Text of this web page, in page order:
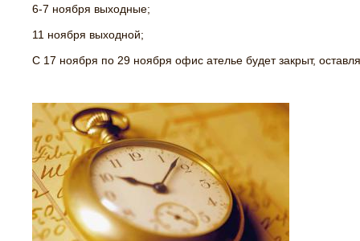
6-7 ноября выходные;
11 ноября выходной;
С 17 ноября по 29 ноября офис ателье будет закрыт,